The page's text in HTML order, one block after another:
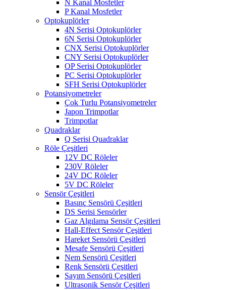
N Kanal Mosfetler
P Kanal Mosfetler
Optokuplörler
4N Serisi Optokuplörler
6N Serisi Optokuplörler
CNX Serisi Optokuplörler
CNY Serisi Optokuplörler
OP Serisi Optokuplörler
PC Serisi Optokuplörler
SFH Serisi Optokuplörler
Potansiyometreler
Çok Turlu Potansiyometreler
Japon Trimpotlar
Trimpotlar
Quadraklar
Q Serisi Quadraklar
Röle Çeşitleri
12V DC Röleler
230V Röleler
24V DC Röleler
5V DC Röleler
Sensör Çeşitleri
Basınç Sensörü Çeşitleri
DS Serisi Sensörler
Gaz Algılama Sensör Çeşitleri
Hall-Effect Sensör Çeşitleri
Hareket Sensörü Çeşitleri
Mesafe Sensörü Çeşitleri
Nem Sensörü Çeşitleri
Renk Sensörü Çeşitleri
Sayım Sensörü Çeşitleri
Ultrasonik Sensör Çeşitleri